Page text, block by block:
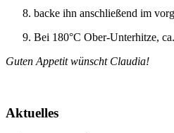
backe ihn anschließend im
Bei 180°C Ober-Unterhitze,
Guten Appetit wünscht Claudia!
Aktuelles